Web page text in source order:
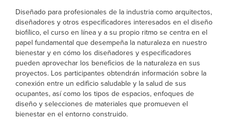
Diseñado para profesionales de la industria como arquitectos,
diseñadores y otros especificadores interesados en el diseño
biofílico, el curso en línea y a su propio ritmo se centra en el
papel fundamental que desempeña la naturaleza en nuestro
bienestar y en cómo los diseñadores y especificadores
pueden aprovechar los beneficios de la naturaleza en sus
proyectos. Los participantes obtendrán información sobre la
conexión entre un edificio saludable y la salud de sus
ocupantes, así como los tipos de espacios, enfoques de
diseño y selecciones de materiales que promueven el
bienestar en el entorno construido.